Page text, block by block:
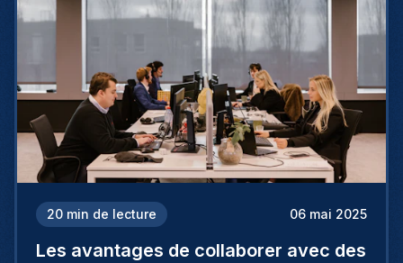
20 min de lecture 06 mai 2025
Les avantages de collaborer avec des